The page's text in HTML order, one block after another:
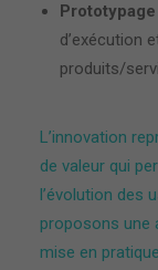
d’exécution
produits/
L’innovation
de valeur qui
l’évolution des
proposons une
mise en